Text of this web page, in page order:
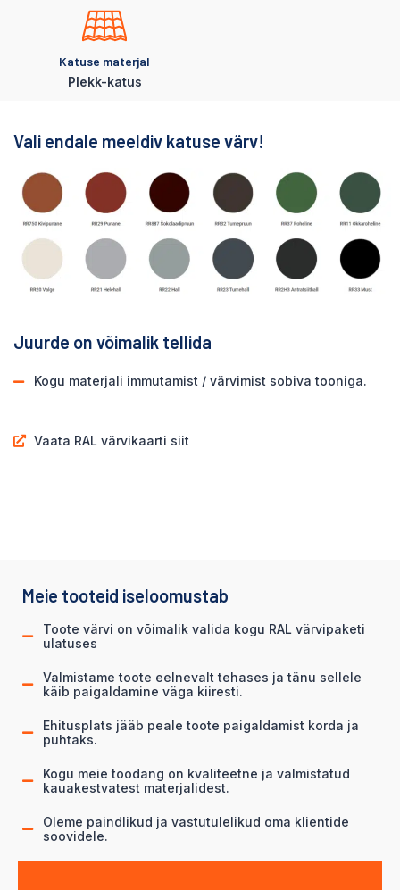
Katuse materjal
Plekk-katus
Vali endale meeldiv katuse värv!
Juurde on võimalik tellida
Kogu materjali immutamist / värvimist sobiva tooniga.
Vaata RAL värvikaarti siit
Meie tooteid iseloomustab
Toote värvi on võimalik valida kogu RAL värvipaketi
ulatuses
Valmistame toote eelnevalt tehases ja tänu sellele
käib paigaldamine väga kiiresti.
Ehitusplats jääb peale toote paigaldamist korda ja
puhtaks.
Kogu meie toodang on kvaliteetne ja valmistatud
kauakestvatest materjalidest.
Oleme paindlikud ja vastutulelikud oma klientide
soovidele.